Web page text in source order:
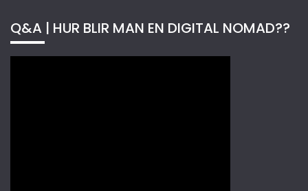
Q&A | HUR BLIR MAN EN DIGITAL NOMAD??